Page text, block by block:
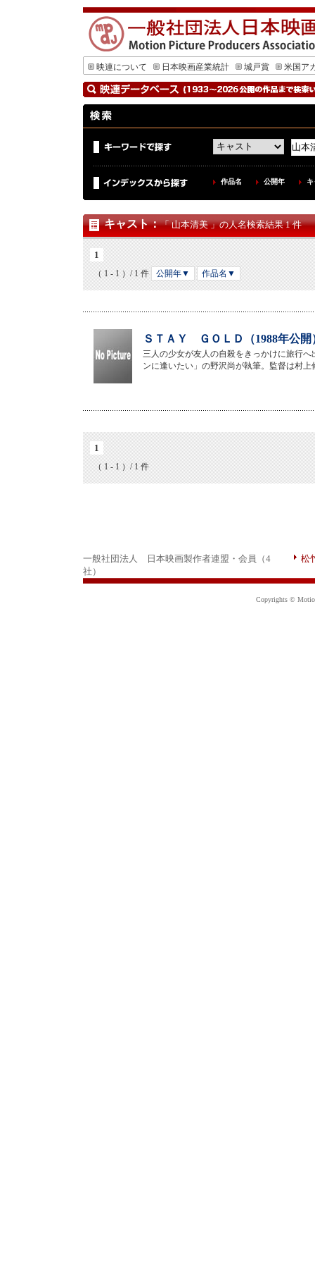
映連について 日本映画産業統計 城戸賞 米国ア
作品名 公開年
キャスト：「 山本清美 」の人名検索結果 1 件
1
（ 1 - 1 ）/ 1 件 公開年▼ 作品名▼
ＳＴＡＹ ＧＯＬＤ（1988年公開
三人の少女が友人の自殺をきっかけに旅行
ンに逢いたい」の野沢尚が執筆。監督は村
1
（ 1 - 1 ）/ 1 件
一般社団法人 日本映画製作者連盟・会員（4
社）
松
Copyrights ©